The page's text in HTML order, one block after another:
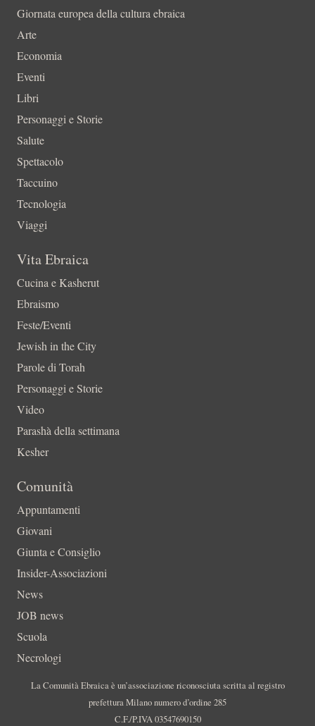
Giornata europea della cultura ebraica
Arte
Economia
Eventi
Libri
Personaggi e Storie
Salute
Spettacolo
Taccuino
Tecnologia
Viaggi
Vita Ebraica
Cucina e Kasherut
Ebraismo
Feste/Eventi
Jewish in the City
Parole di Torah
Personaggi e Storie
Video
Parashà della settimana
Kesher
Comunità
Appuntamenti
Giovani
Giunta e Consiglio
Insider-Associazioni
News
JOB news
Scuola
Necrologi
La Comunità Ebraica è un’associazione riconosciuta scritta al registro
prefettura Milano numero d’ordine 285
C.F./P.IVA 03547690150